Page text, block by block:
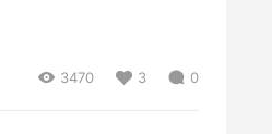
3470 3 0